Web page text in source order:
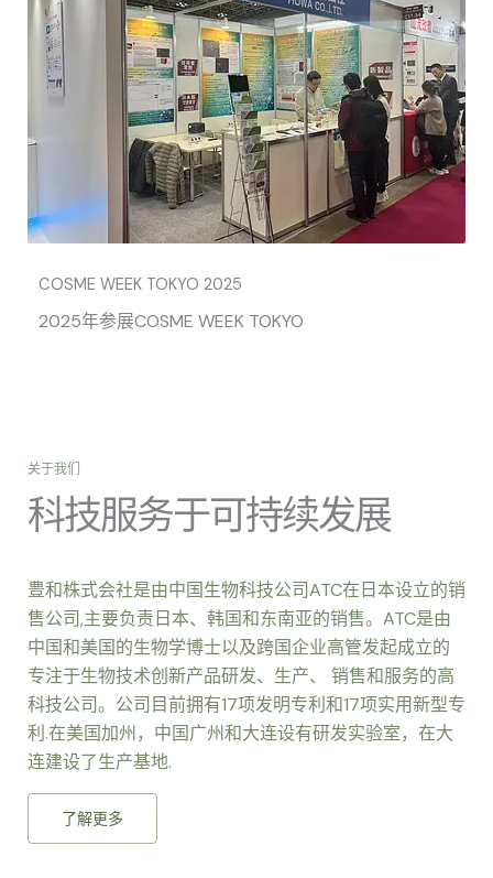
COSME WEEK TOKYO 2025
2025年参展COSME WEEK TOKYO
关于我们
科技服务于可持续发展
豊和株式会社是由中国生物科技公司ATC在日本设立的销
售公司,主要负责日本、韩国和东南亚的销售。ATC是由
中国和美国的生物学博士以及跨国企业高管发起成立的
专注于生物技术创新产品研发、生产、 销售和服务的高
科技公司。公司目前拥有17项发明专利和17项实用新型专
利.在美国加州，中国广州和大连设有研发实验室，在大
连建设了生产基地.
了解更多